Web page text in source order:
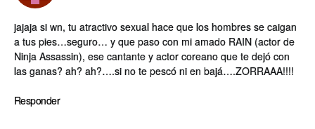
jajaja si wn, tu atractivo sexual hace que los hombres se caigan
a tus pies…seguro… y que paso con mi amado RAIN (actor de
Ninja Assassin), ese cantante y actor coreano que te dejó con
las ganas? ah? ah?….si no te pescó ni en bajá….ZORRAAA!!!!
Responder